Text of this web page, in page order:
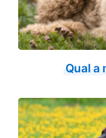
Qual a